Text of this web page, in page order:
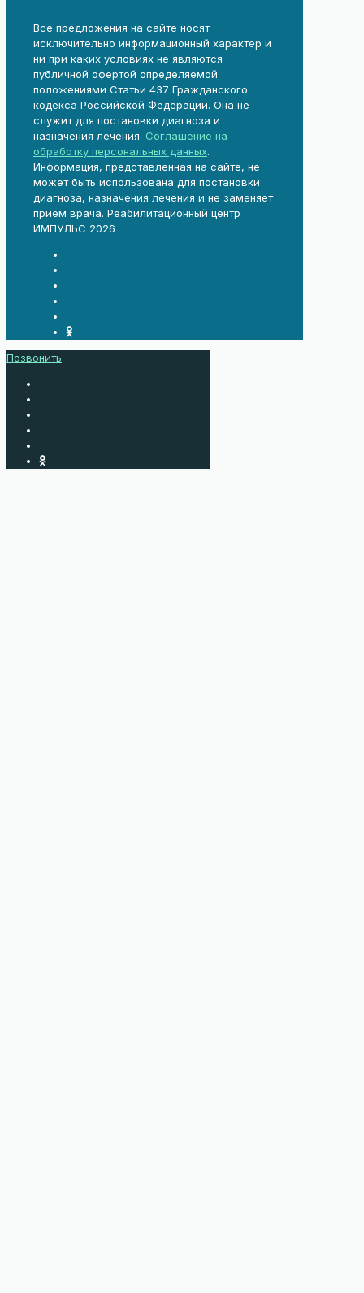
Все предложения на сайте носят
исключительно информационный характер и
ни при каких условиях не являются
публичной офертой определяемой
положениями Статьи 437 Гражданского
кодекса Российской Федерации. Она не
служит для постановки диагноза и
назначения лечения. Соглашение на
обработку персональных данных.
Информация, представленная на сайте, не
может быть использована для постановки
диагноза, назначения лечения и не заменяет
прием врача. Реабилитационный центр
ИМПУЛЬС 2026
Позвонить